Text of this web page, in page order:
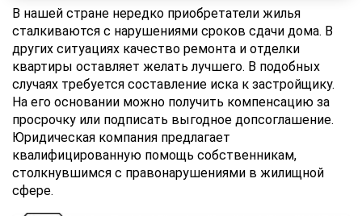
В нашей стране нередко приобретатели жилья
сталкиваются с нарушениями сроков сдачи дома. В
других ситуациях качество ремонта и отделки
квартиры оставляет желать лучшего. В подобных
случаях требуется составление иска к застройщику.
На его основании можно получить компенсацию за
просрочку или подписать выгодное допсоглашение.
Юридическая компания предлагает
квалифицированную помощь собственникам,
столкнувшимся с правонарушениями в жилищной
сфере.